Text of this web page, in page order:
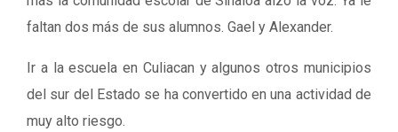
faltan dos más de sus alumnos. Gael y Alexander.
Ir a la escuela en Culiacan y algunos otros municipios
del sur del Estado se ha convertido en una actividad de
muy alto riesgo.